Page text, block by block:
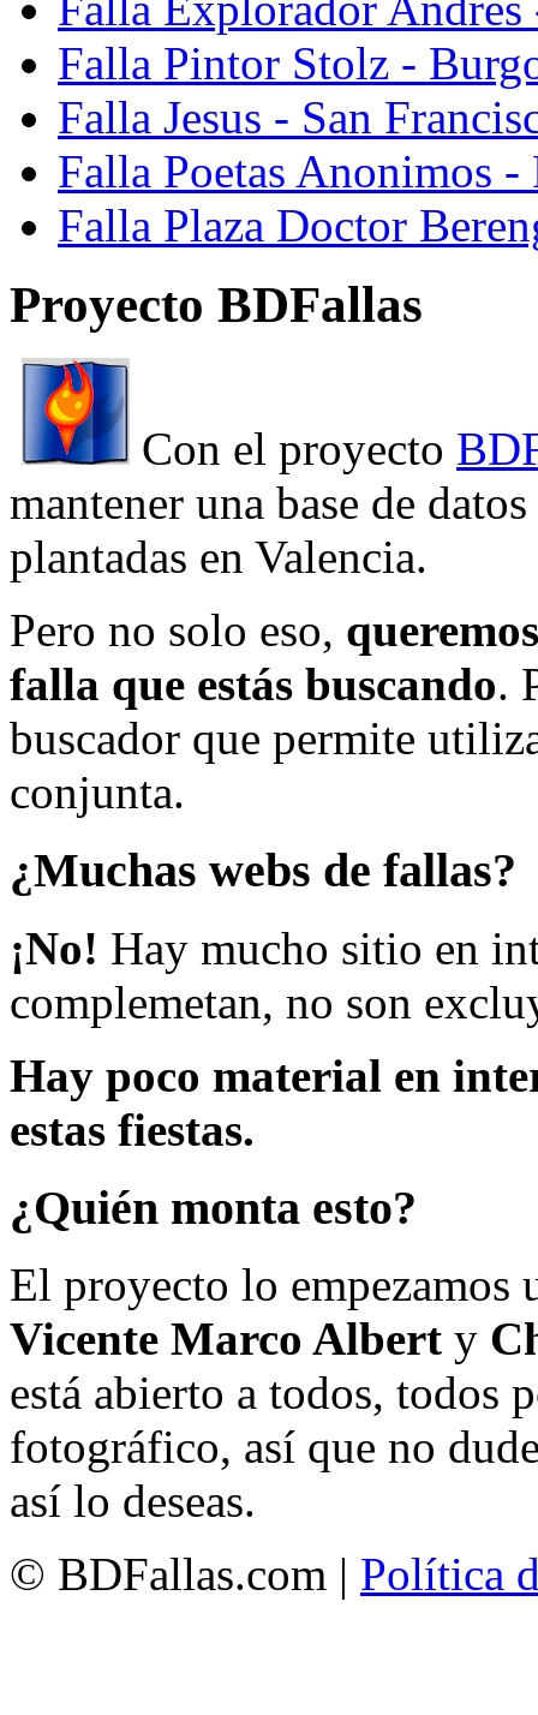
Falla Pintor Stolz -
Falla Jesus - San
Falla Poetas Anonimos
Falla Plaza Doctor
Proyecto BDFallas
Con el proyecto
mantener una base de
plantadas en Valencia.
Pero no solo eso,
falla que estás buscando.
buscador que permite
conjunta.
¿Muchas webs de fallas?
¡No! Hay mucho sitio en
complemetan, no son
Hay poco material en
estas fiestas.
¿Quién monta esto?
El proyecto lo empezamos
Vicente Marco Albert y
está abierto a todos, todos
fotográfico, así que no
así lo deseas.
© BDFallas.com | Política